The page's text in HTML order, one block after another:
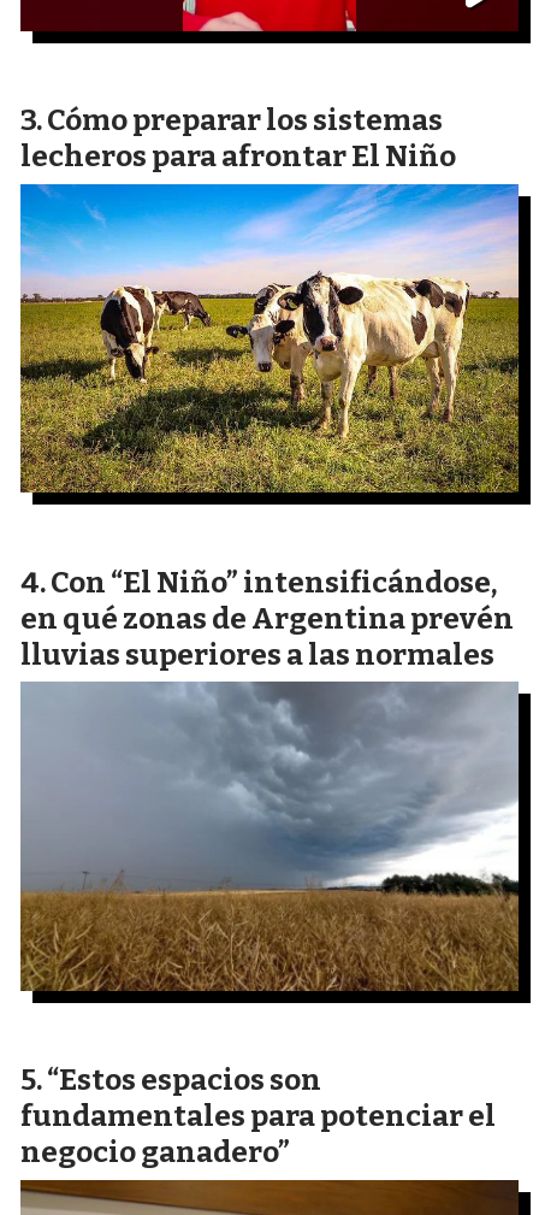
Cómo preparar los sistemas
lecheros para afrontar El Niño
Con “El Niño” intensificándose,
en qué zonas de Argentina prevén
lluvias superiores a las normales
“Estos espacios son
fundamentales para potenciar el
negocio ganadero”